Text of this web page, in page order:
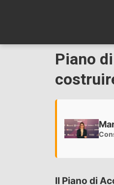
Piano
Il Piano di